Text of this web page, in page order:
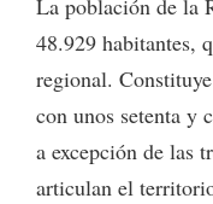
La población de la
48.929 habitantes,
regional.
con unos setenta y
a excepción de las
articulan el